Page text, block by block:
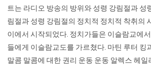
트는 라디오 방송의 방위와 성령 강림절과 성
림절과 성령 강림절의 정치적 정치적 착취의
이에서 시작되었다. 정치가들은 이슬람교에
들에게 이슬람교도를 가르쳤다. 마틴 루터 킹
말콤 말콤에 대한 권리 운동 운동 알렉스 헤일